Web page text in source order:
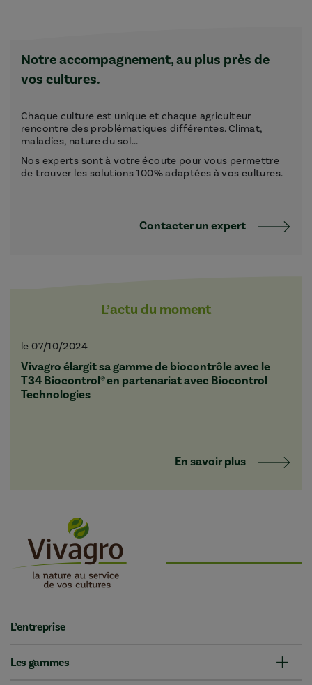
Notre accompagnement, au plus près de
vos cultures.
Chaque culture est unique et chaque agriculteur
rencontre des problématiques différentes. Climat,
maladies, nature du sol...
Nos experts sont à votre écoute pour vous permettre
de trouver les solutions 100% adaptées à vos cultures.
Contacter un expert
L’actu du moment
le 07/10/2024
Vivagro élargit sa gamme de biocontrôle avec le
T34 Biocontrol® en partenariat avec Biocontrol
Technologies
En savoir plus
L’entreprise
Les gammes